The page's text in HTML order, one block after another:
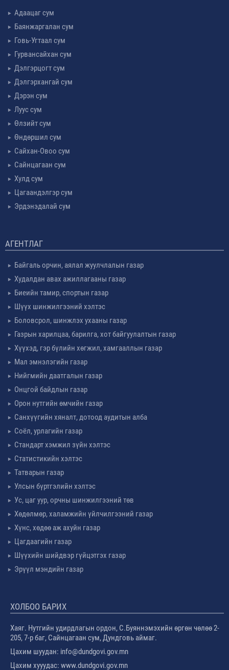
Адаацаг сум
Баянжаргалан сум
Говь-Угтаал сум
Гурвансайхан сум
Дэлгэрцогт сум
Дэлгэрхангай сум
Дэрэн сум
Луус сум
Өлзийт сум
Өндөршил сум
Сайхан-Овоо сум
Сайнцагаан сум
Хулд сум
Цагаандэлгэр сум
Эрдэнэдалай сум
АГЕНТЛАГ
Байгаль орчин, аялал жуулчлалын газар
Худалдан авах ажиллагааны газар
Биеийн тамир, спортын газар
Шүүх шинжилгээний хэлтэс
Боловсрол, шинжлэх ухааны газар
Газрын харилцаа, барилга, хот байгуулалтын газар
Хүүхэд, гэр бүлийн хөгжил, хамгааллын газар
Мал эмнэлэгийн газар
Нийгмийн даатгалын газар
Онцгой байдлын газар
Орон нутгийн өмчийн газар
Санхүүгийн хяналт, дотоод аудитын алба
Соёл, урлагийн газар
Стандарт хэмжил зүйн хэлтэс
Статистикийн хэлтэс
Татварын газар
Улсын бүртгэлийн хэлтэс
Ус, цаг уур, орчны шинжилгээний төв
Хөдөлмөр, халамжийн үйлчилгээний газар
Хүнс, хөдөө аж ахуйн газар
Цагдаагийн газар
Шүүхийн шийдвэр гүйцэтгэх газар
Эрүүл мэндийн газар
ХОЛБОО БАРИХ
Хаяг. Нутгийн удирдлагын ордон, С.Буяннэмэхийн өргөн чөлөө 2-
205, 7-р баг, Сайнцагаан сум, Дундговь аймаг.
Цахим шуудан: info@dundgovi.gov.mn
Цахим хууудас: www.dundgovi.gov.mn